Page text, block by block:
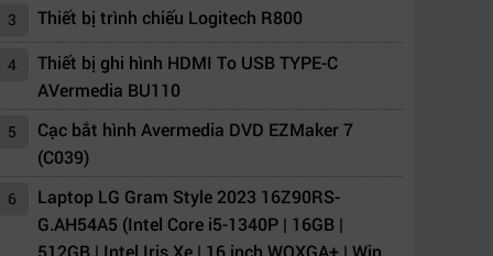
3 Thiết bị trình chiếu Logitech R800
4
Thiết bị ghi hình HDMI To USB TYPE-C
AVermedia BU110
5
Cạc bắt hình Avermedia DVD EZMaker 7
(C039)
6
Laptop LG Gram Style 2023 16Z90RS-
G.AH54A5 (Intel Core i5-1340P | 16GB |
512GB | Intel Iris Xe | 16 inch WQXGA+ | Win